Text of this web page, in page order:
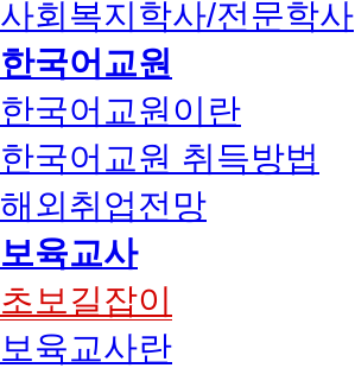
사회복지학사/전문학사
한국어교원
한국어교원이란
한국어교원 취득방법
해외취업전망
보육교사
초보길잡이
보육교사란